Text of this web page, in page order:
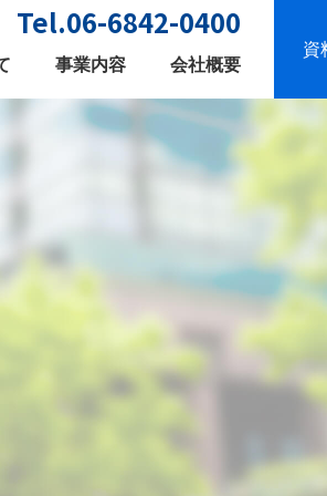
Tel.06-6842-0400
事業内容 会社概要
資